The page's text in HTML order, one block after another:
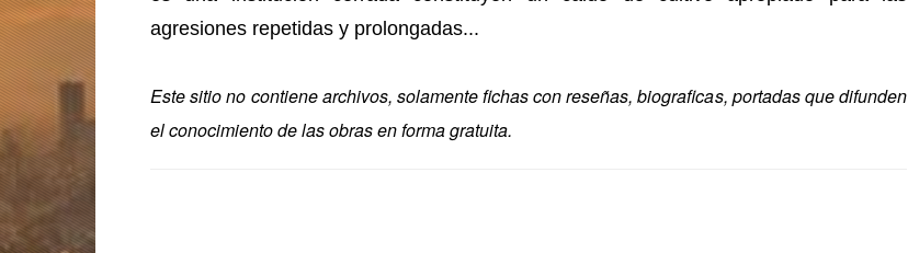
agresiones repetidas y prolongadas...
Este sitio no contiene archivos, solamente fichas con reseñas, biografic­as, portadas que difunden
el conocimiento de las obras en forma gratuita.